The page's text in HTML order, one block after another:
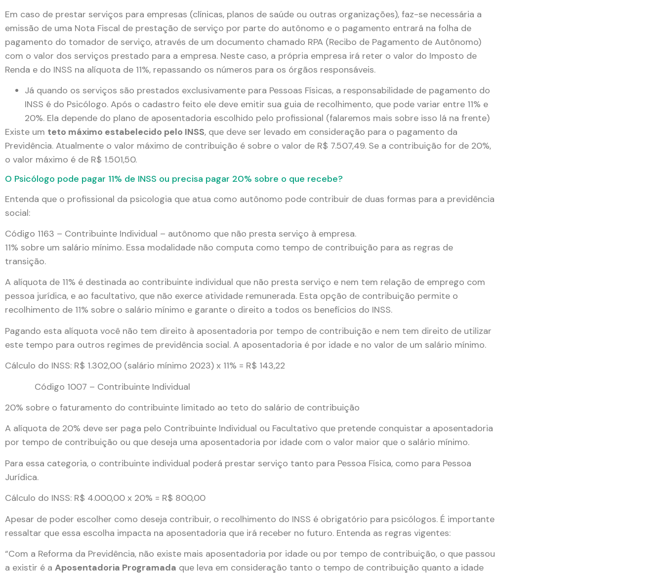
Em caso de prestar serviços para empresas (clínicas, planos de saúde ou outras organizações), faz-se necessária a
emissão de uma Nota Fiscal de prestação de serviço por parte do autônomo e o pagamento entrará na folha de
pagamento do tomador de serviço, através de um documento chamado RPA (Recibo de Pagamento de Autônomo)
com o valor dos serviços prestado para a empresa. Neste caso, a própria empresa irá reter o valor do Imposto de
Renda e do INSS na alíquota de 11%, repassando os números para os órgãos responsáveis.
Já quando os serviços são prestados exclusivamente para Pessoas Físicas, a responsabilidade de pagamento do
INSS é do Psicólogo. Após o cadastro feito ele deve emitir sua guia de recolhimento, que pode variar entre 11% e
20%. Ela depende do plano de aposentadoria escolhido pelo profissional (falaremos mais sobre isso lá na frente)
Existe um teto máximo estabelecido pelo INSS, que deve ser levado em consideração para o pagamento da
Previdência. Atualmente o valor máximo de contribuição é sobre o valor de R$ 7.507,49. Se a contribuição for de 20%,
o valor máximo é de R$ 1.501,50.
O Psicólogo pode pagar 11% de INSS ou precisa pagar 20% sobre o que recebe?
Entenda que o profissional da psicologia que atua como autônomo pode contribuir de duas formas para a previdência
social:
Código 1163 – Contribuinte Individual – autônomo que não presta serviço à empresa.
11% sobre um salário mínimo. Essa modalidade não computa como tempo de contribuição para as regras de
transição.
A alíquota de 11% é destinada ao contribuinte individual que não presta serviço e nem tem relação de emprego com
pessoa jurídica, e ao facultativo, que não exerce atividade remunerada. Esta opção de contribuição permite o
recolhimento de 11% sobre o salário mínimo e garante o direito a todos os benefícios do INSS.
Pagando esta alíquota você não tem direito à aposentadoria por tempo de contribuição e nem tem direito de utilizar
este tempo para outros regimes de previdência social. A aposentadoria é por idade e no valor de um salário mínimo.
Cálculo do INSS: R$ 1.302,00 (salário mínimo 2023) x 11% = R$ 143,22
Código 1007 – Contribuinte Individual
20% sobre o faturamento do contribuinte limitado ao teto do salário de contribuição
A alíquota de 20% deve ser paga pelo Contribuinte Individual ou Facultativo que pretende conquistar a aposentadoria
por tempo de contribuição ou que deseja uma aposentadoria por idade com o valor maior que o salário mínimo.
Para essa categoria, o contribuinte individual poderá prestar serviço tanto para Pessoa Física, como para Pessoa
Jurídica.
Cálculo do INSS: R$ 4.000,00 x 20% = R$ 800,00
Apesar de poder escolher como deseja contribuir, o recolhimento do INSS é obrigatório para psicólogos. É importante
ressaltar que essa escolha impacta na aposentadoria que irá receber no futuro. Entenda as regras vigentes:
“Com a Reforma da Previdência, não existe mais aposentadoria por idade ou por tempo de contribuição, o que passou
a existir é a Aposentadoria Programada que leva em consideração tanto o tempo de contribuição quanto a idade